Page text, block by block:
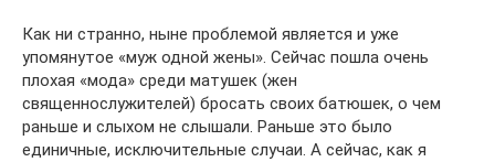
Как ни странно, ныне проблемой является и уже
упомянутое «муж одной жены». Сейчас пошла очень
плохая «мода» среди матушек (жен
священнослужителей) бросать своих батюшек, о чем
раньше и слыхом не слышали. Раньше это было
единичные, исключительные случаи. А сейчас, как я